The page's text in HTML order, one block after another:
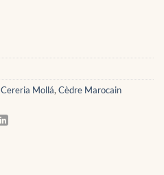
Cereria Mollá, Cèdre Marocain